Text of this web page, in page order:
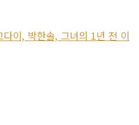
이, 박한솔, 그녀의 1년 전 이